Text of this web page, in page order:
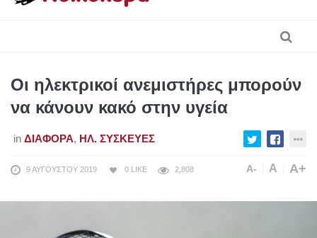
Οι ηλεκτρικοί ανεμιστήρες μπορούν
να κάνουν κακό στην υγεία
in ΔΙΆΦΟΡΑ, ΗΛ. ΣΥΣΚΕΥΈΣ
9 ΑΥΓΟΎΣΤΟΥ 2019 0 LIKE 2,808 A- A A+